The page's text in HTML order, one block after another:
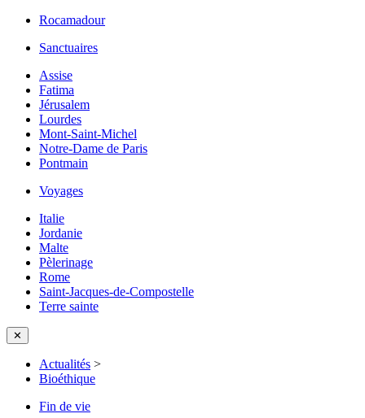
Rocamadour
Sanctuaires
Assise
Fatima
Jérusalem
Lourdes
Mont-Saint-Michel
Notre-Dame de Paris
Pontmain
Voyages
Italie
Jordanie
Malte
Pèlerinage
Rome
Saint-Jacques-de-Compostelle
Terre sainte
✕
Actualités >
Bioéthique
Fin de vie